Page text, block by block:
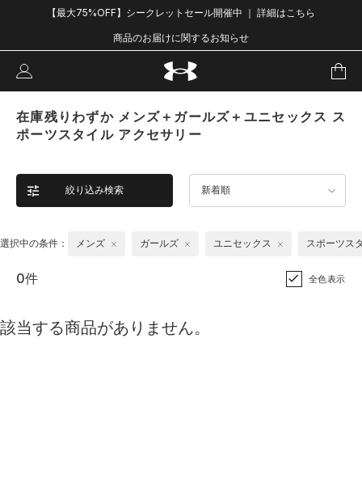
【最大75%OFF】シークレットセール開催中 ｜ 詳細はこちら
商品のお届けに関するお知らせ
在庫残りわずか メンズ＋ガールズ＋ユニセックス ス
ポーツスタイル アクセサリー
絞り込み検索 新着順
選択中の条件： メンズ ガールズ ユニセックス スポーツス
0件 全色表示
該当する商品がありません。